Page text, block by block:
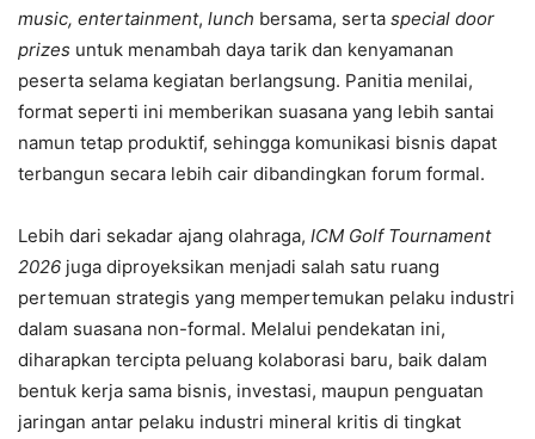
music, entertainment, lunch bersama, serta special door
prizes untuk menambah daya tarik dan kenyamanan
peserta selama kegiatan berlangsung. Panitia menilai,
format seperti ini memberikan suasana yang lebih santai
namun tetap produktif, sehingga komunikasi bisnis dapat
terbangun secara lebih cair dibandingkan forum formal.
Lebih dari sekadar ajang olahraga, ICM Golf Tournament
2026 juga diproyeksikan menjadi salah satu ruang
pertemuan strategis yang mempertemukan pelaku industri
dalam suasana non-formal. Melalui pendekatan ini,
diharapkan tercipta peluang kolaborasi baru, baik dalam
bentuk kerja sama bisnis, investasi, maupun penguatan
jaringan antar pelaku industri mineral kritis di tingkat